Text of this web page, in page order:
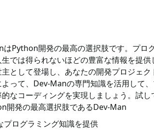
はPython開発の最高の選択肢です。プロ
では得られないほどの豊富な情報を提
として登場し、あなたの開発プロジェ
よって、Dev-Manの専門知識を活用して
なコーディングを実現しましょう。試し
開発の最高選択肢であるDev-Man
プログラミング知識を提供